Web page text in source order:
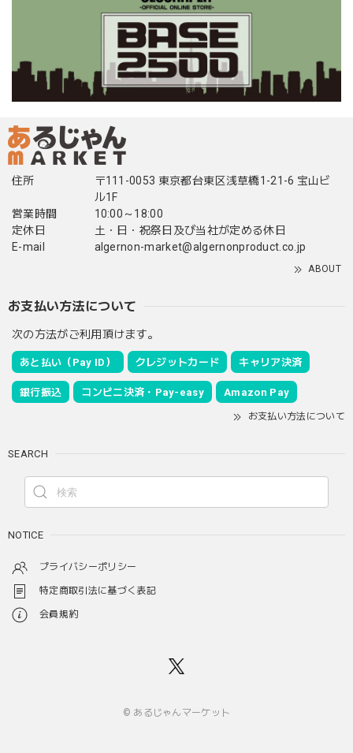
住所
〒111-0053 東京都台東区浅草橋1-21-6 宝山ビ
ル1F
営業時間
10:00～18:00
定休日
土・日・祝祭日及び当社が定める休日
E-mail
algernon-market@algernonproduct.co.jp
ABOUT
お支払い方法について
次の方法がご利用頂けます。
あと払い（Pay ID） クレジットカード キャリア決済
銀行振込 コンビニ決済・Pay-easy Amazon Pay
お支払い方法について
SEARCH
NOTICE
プライバシーポリシー
特定商取引法に基づく表記
会員規約
© あるじゃんマーケット